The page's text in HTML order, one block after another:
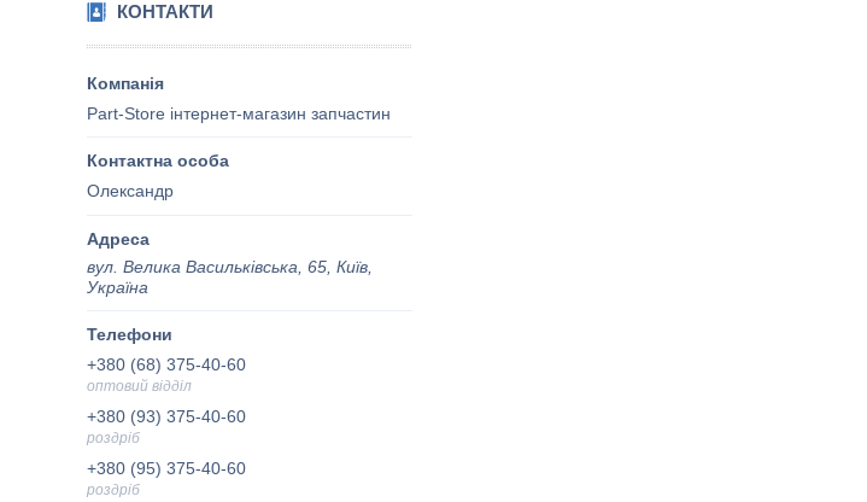
КОНТАКТИ
Part-Store інтернет-магазин запчастин
Олександр
вул. Велика Васильківська, 65, Київ,
Україна
+380 (68) 375-40-60
оптовий відділ
+380 (93) 375-40-60
роздріб
+380 (95) 375-40-60
роздріб